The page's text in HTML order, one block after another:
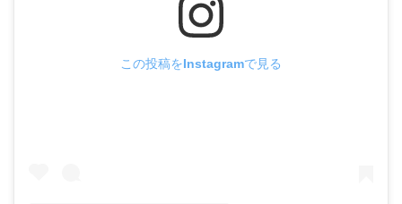
この投稿をInstagramで見る